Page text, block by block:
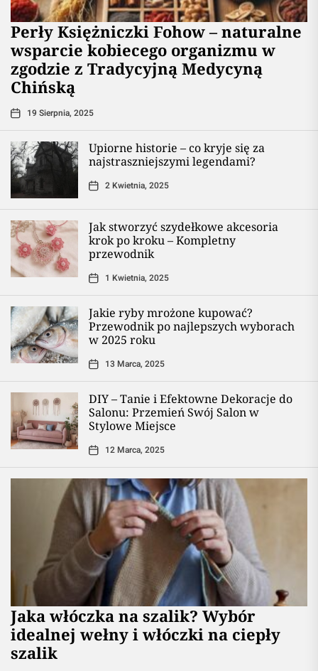
Perły Księżniczki Fohow – naturalne
wsparcie kobiecego organizmu w
zgodzie z Tradycyjną Medycyną
Chińską
19 Sierpnia, 2025
Upiorne historie – co kryje się za
najstraszniejszymi legendami?
2 Kwietnia, 2025
Jak stworzyć szydełkowe akcesoria
krok po kroku – Kompletny
przewodnik
1 Kwietnia, 2025
Jakie ryby mrożone kupować?
Przewodnik po najlepszych wyborach
w 2025 roku
13 Marca, 2025
DIY – Tanie i Efektowne Dekoracje do
Salonu: Przemień Swój Salon w
Stylowe Miejsce
12 Marca, 2025
Jaka włóczka na szalik? Wybór
idealnej wełny i włóczki na ciepły
szalik